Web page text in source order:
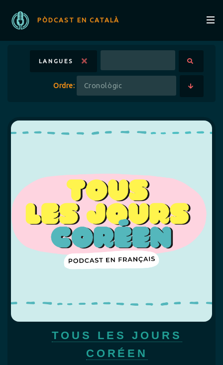
PÒDCAST EN CATALÀ
LANGUES
Ordre:
TOUS LES JOURS
CORÉEN